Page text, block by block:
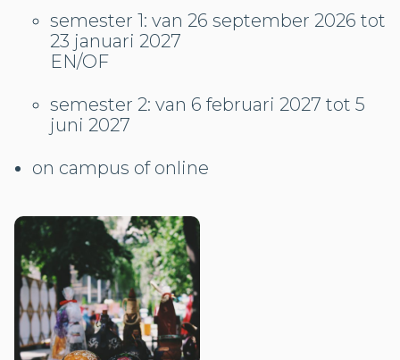
semester 1: van 26 september 2026 tot
23 januari 2027
EN/OF
semester 2: van 6 februari 2027 tot 5
juni 2027
on campus of online